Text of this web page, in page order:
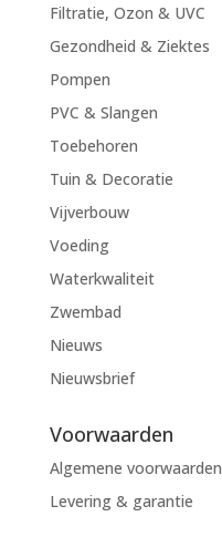
Filtratie, Ozon & UVC
Gezondheid & Ziektes
Pompen
PVC & Slangen
Toebehoren
Tuin & Decoratie
Vijverbouw
Voeding
Waterkwaliteit
Zwembad
Nieuws
Nieuwsbrief
Voorwaarden
Algemene voorwaarden
Levering & garantie